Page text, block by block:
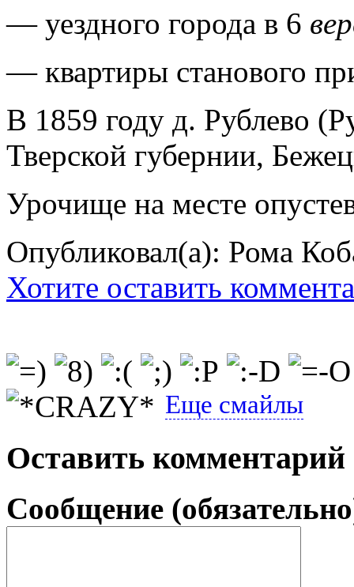
— уездного города в 6
— квартиры станового
В 1859 году д. Рублево
Тверской губернии,
Урочище на месте
Опубликовал(а): Рома
Хотите оставить
Еще смайлы
Оставить комментарий
Сообщение